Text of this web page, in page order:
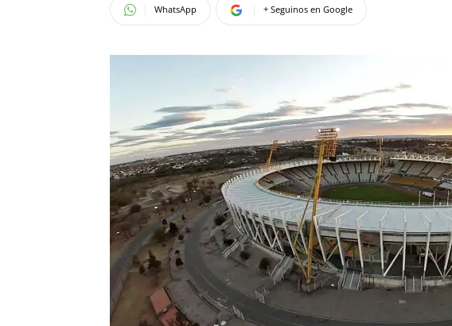
WhatsApp + Seguinos en Google